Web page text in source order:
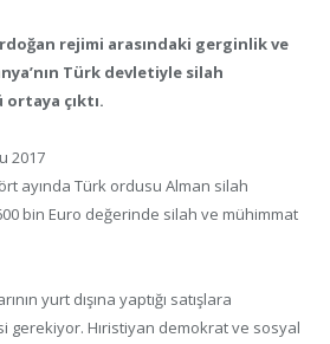
rejimi arasındaki gerginlik ve
Türk devletiyle silah
çıktı.
2017
ayında Türk ordusu Alman silah
bin Euro değerinde silah ve mühimmat
yurt dışına yaptığı satışlara
gerekiyor. Hıristiyan demokrat ve sosyal